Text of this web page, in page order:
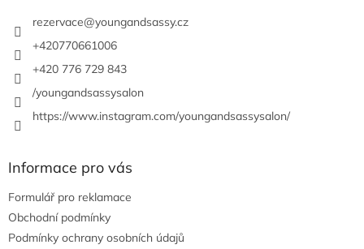
rezervace@youngandsassy.cz
+420770661006
+420 776 729 843
/youngandsassysalon
https://www.instagram.com/youngandsassysalon/
Informace pro vás
Formulář pro reklamace
Obchodní podmínky
Podmínky ochrany osobních údajů